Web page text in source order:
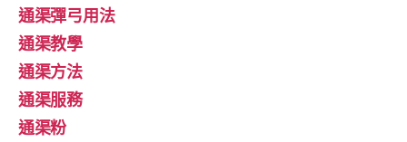
通渠彈弓用法
通渠教學
通渠方法
通渠服務
通渠粉